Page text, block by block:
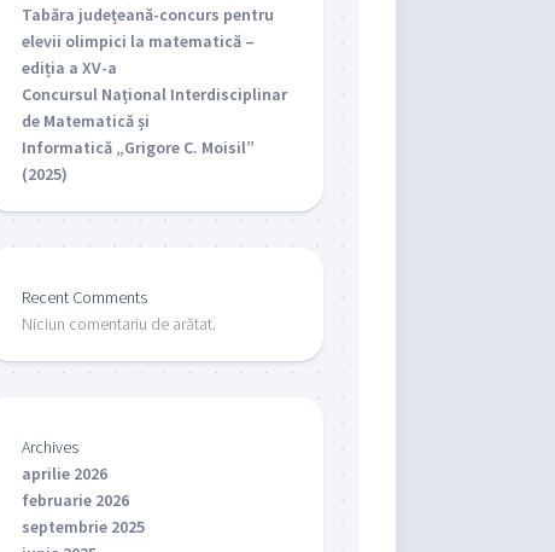
Tabăra județeană-concurs pentru
elevii olimpici la matematică –
ediția a XV-a
Concursul Național Interdisciplinar
de Matematică și
Informatică „Grigore C. Moisil”
(2025)
Recent Comments
Niciun comentariu de arătat.
Archives
aprilie 2026
februarie 2026
septembrie 2025